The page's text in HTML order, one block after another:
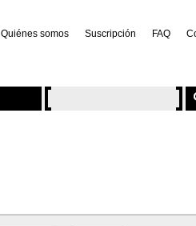
Quiénes somos Suscripción FAQ